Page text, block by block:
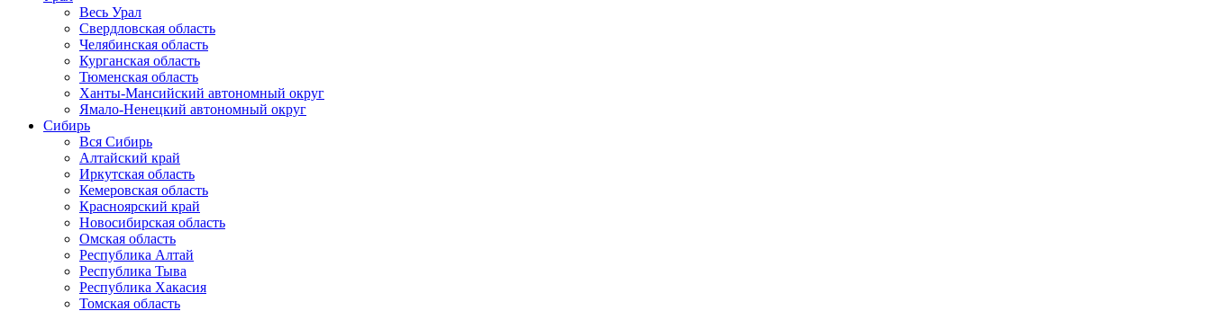
Весь Урал
Свердловская область
Челябинская область
Курганская область
Тюменская область
Ханты-Мансийский автономный округ
Ямало-Ненецкий автономный округ
Сибирь
Вся Сибирь
Алтайский край
Иркутская область
Кемеровская область
Красноярский край
Новосибирская область
Омская область
Республика Алтай
Республика Тыва
Республика Хакасия
Томская область